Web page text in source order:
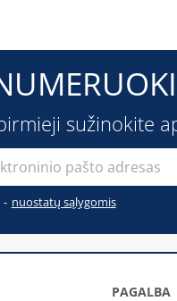
sužinokite
- nuostatų sąlygomis
PAGALBA